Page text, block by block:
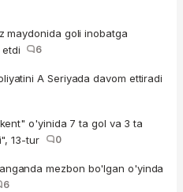
maydonida goli inobatga
6
A Seriyada davom ettiradi
o'yinida 7 ta gol va 3 ta
13-tur
0
mezbon bo'lgan o'yinda
6